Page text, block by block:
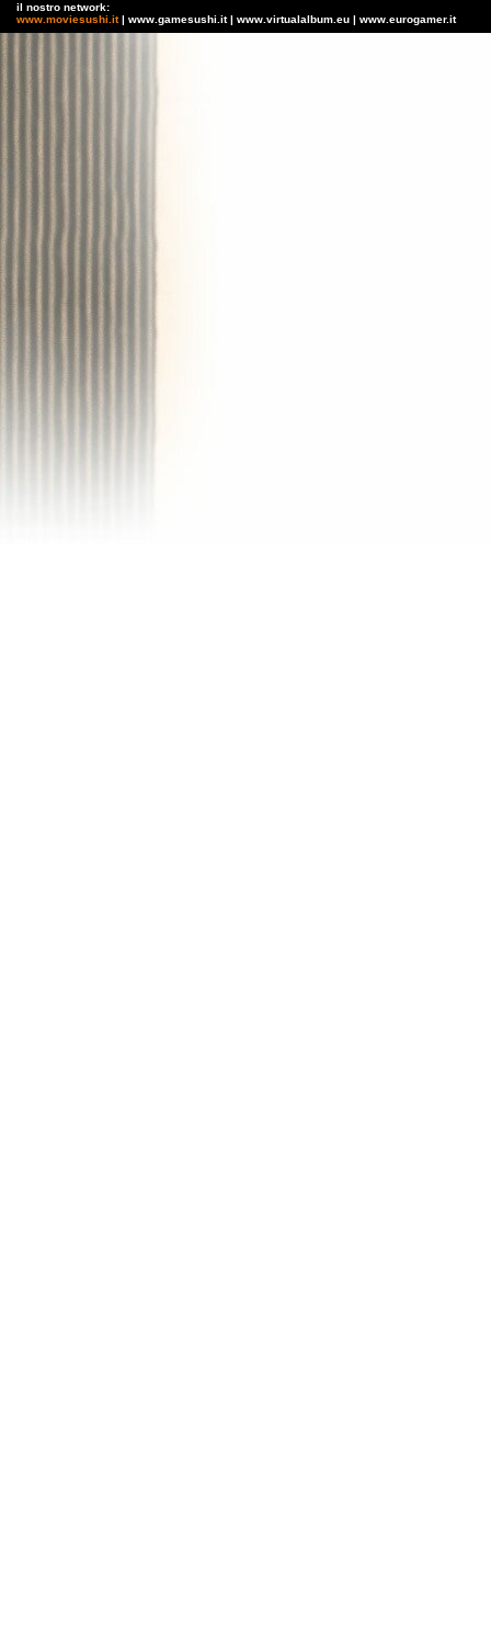
il nostro network:
www.moviesushi.it| www.gamesushi.it | www.virtualalbum.eu | www.eurogamer.it